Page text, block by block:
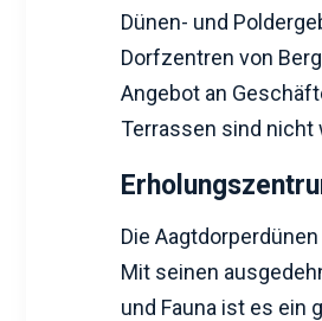
Dünen- und
Dorfzentren von
Angebot an
Terrassen sind nicht
Die
Mit seinen
und Fauna ist es ein